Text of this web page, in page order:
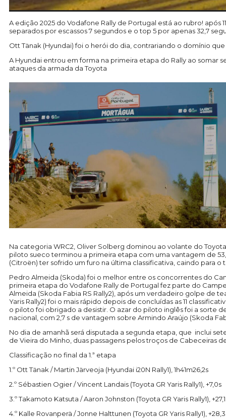
A edição 2025 do Vodafone Rally de Portugal está ao rubro!
separados por escassos 7 segundos e o top 5 por apenas 32,7
Ott Tänak (Hyundai) foi o herói do dia, contrariando o domínio
A Hyundai entrou em forma na primeira etapa do Rally ao somar
ataques da armada da Toyota
Na categoria WRC2, Oliver Solberg dominou ao volante do
piloto sueco terminou a primeira etapa com uma vantagem de
(Citroën) ter sofrido um furo na última classificativa, caindo para o
Pedro Almeida (Skoda) foi o melhor entre os concorrentes do
primeira etapa do Vodafone Rally de Portugal fez parte do
Almeida (Skoda Fabia RS Rally2), após um verdadeiro golpe de
Yaris Rally2) foi o mais rápido depois de concluídas as 11
o piloto foi obrigado a desistir. O azar do piloto inglês foi a sorte
nacional, com 2,7 s de vantagem sobre Armindo Araújo (Skoda
No dia de amanhã será disputada a segunda etapa, que inclui
de Vieira do Minho, duas passagens pelos troços de Cabeceiras
Classificação no final da 1.ª etapa
1.º Ott Tänak / Martin Järveoja (Hyundai i20N Rally1), 1h41m26,2s
2.º Sébastien Ogier / Vincent Landais (Toyota GR Yaris Rally1), +7,0s
3.º Takamoto Katsuta / Aaron Johnston (Toyota GR Yaris Rally1),
4.º Kalle Rovanperä / Jonne Halttunen (Toyota GR Yaris Rally1),